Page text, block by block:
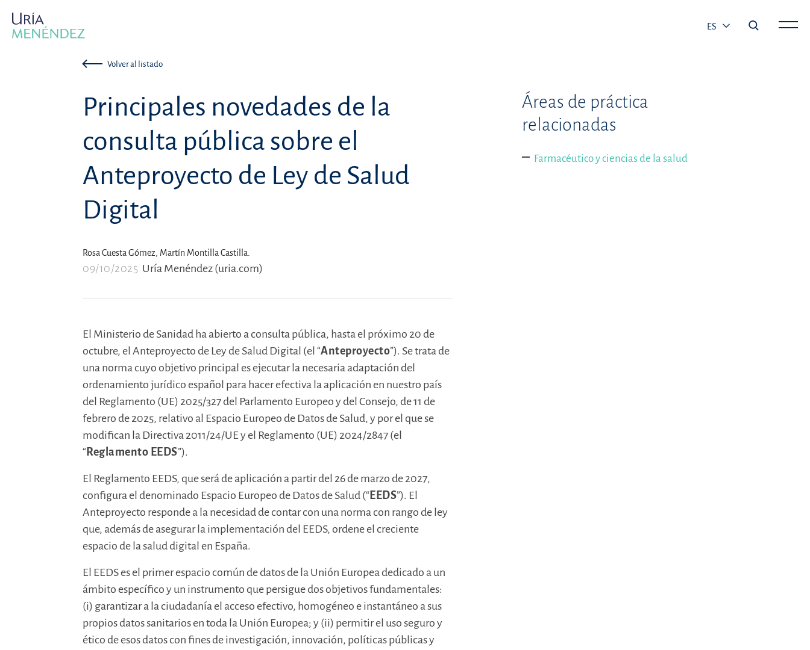
ES
Volver al listado
Principales novedades de la
consulta pública sobre el
Anteproyecto de Ley de Salud
Digital
Rosa Cuesta Gómez, Martín Montilla Castilla.
09/10/2025 Uría Menéndez (uria.com)
El Ministerio de Sanidad ha abierto a consulta pública, hasta el próximo 20 de
octubre, el Anteproyecto de Ley de Salud Digital (el “Anteproyecto”). Se trata de
una norma cuyo objetivo principal es ejecutar la necesaria adaptación del
ordenamiento jurídico español para hacer efectiva la aplicación en nuestro país
del Reglamento (UE) 2025/327 del Parlamento Europeo y del Consejo, de 11 de
febrero de 2025, relativo al Espacio Europeo de Datos de Salud, y por el que se
modifican la Directiva 2011/24/UE y el Reglamento (UE) 2024/2847 (el
“ Reglamento EEDS”).
El Reglamento EEDS, que será de aplicación a partir del 26 de marzo de 2027,
configura el denominado Espacio Europeo de Datos de Salud (“ EEDS”). El
Anteproyecto responde a la necesidad de contar con una norma con rango de ley
que, además de asegurar la implementación del EEDS, ordene el creciente
espacio de la salud digital en España.
El EEDS es el primer espacio común de datos de la Unión Europea dedicado a un
ámbito específico y un instrumento que persigue dos objetivos fundamentales:
(i) garantizar a la ciudadanía el acceso efectivo, homogéneo e instantáneo a sus
propios datos sanitarios en toda la Unión Europea; y (ii) permitir el uso seguro y
ético de esos datos con fines de investigación, innovación, políticas públicas y
Áreas de práctica
relacionadas
Farmacéutico y ciencias de la salud